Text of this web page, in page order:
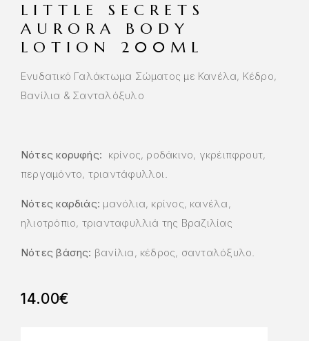
LITTLE SECRETS
AURORA BODY
LOTION 200ML
Ενυδατικό Γαλάκτωμα Σώματος με Κανέλα, Κέδρο,
Βανίλια & Σανταλόξυλο
Νότες κορυφής: κρίνος, ροδάκινο, γκρέιπφρουτ,
περγαμόντο, τριαντάφυλλοι.
Νότες καρδιάς: μανόλια, κρίνος, κανέλα,
ηλιοτρόπιο, τριανταφυλλιά της Βραζιλίας
Νότες βάσης: βανίλια, κέδρος, σανταλόξυλο.
14.00€